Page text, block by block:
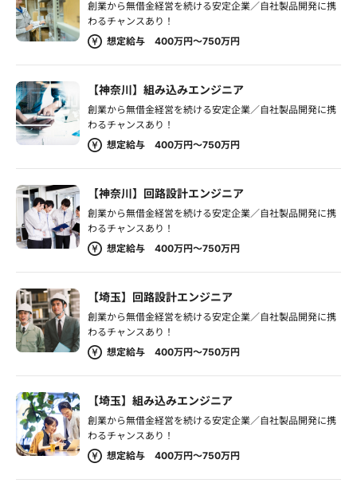
創業から無借金経営を続ける安定企業／自社製品開発に携
わるチャンスあり！
想定給与 400万円～750万円
【神奈川】組み込みエンジニア
創業から無借金経営を続ける安定企業／自社製品開発に携
わるチャンスあり！
想定給与 400万円～750万円
【神奈川】回路設計エンジニア
創業から無借金経営を続ける安定企業／自社製品開発に携
わるチャンスあり！
想定給与 400万円～750万円
【埼玉】回路設計エンジニア
創業から無借金経営を続ける安定企業／自社製品開発に携
わるチャンスあり！
想定給与 400万円～750万円
【埼玉】組み込みエンジニア
創業から無借金経営を続ける安定企業／自社製品開発に携
わるチャンスあり！
想定給与 400万円～750万円